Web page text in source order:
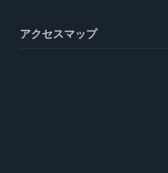
アクセスマップ